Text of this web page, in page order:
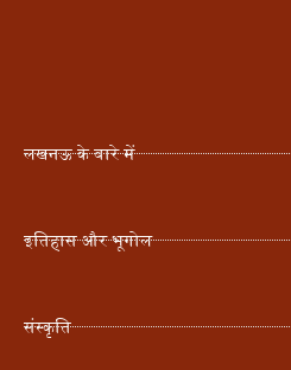
लखनऊ के बारे में
इतिहास और भूगोल
संस्कृति